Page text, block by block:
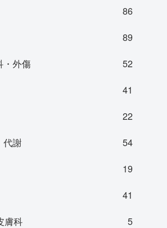
86
89
・外傷
52
41
22
代謝
54
19
41
膚科
5